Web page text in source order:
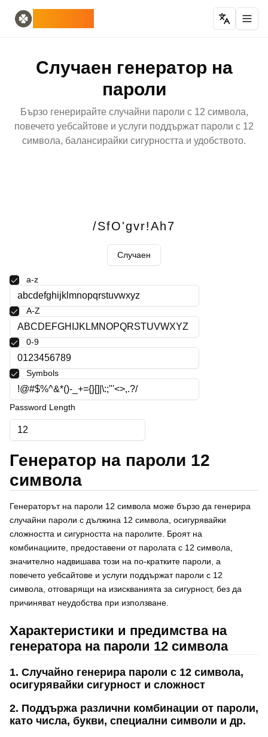
Random Generators
генератор на случайни държави
генератор на случайни букви
случаен генератор на карти
Number Tools
генератор на произволни 4-цифрени числа
Password Tools
Español
Pусский
Polski
Svenska
ภาษาไทย
Türkçe
Українська
Tiếng Việt
Случаен генератор на
пароли
Бързо генерирайте случайни пароли с 12 символа,
повечето уебсайтове и услуги поддържат пароли с 12
символа, балансирайки сигурността и удобството.
/SfO'gvr!Ah7
Случаен
a-z
A-Z
0-9
Symbols
Password Length
Генератор на пароли 12
символа
Генераторът на пароли 12 символа може бързо да генерира
случайни пароли с дължина 12 символа, осигурявайки
сложността и сигурността на паролите. Броят на
комбинациите, предоставени от паролата с 12 символа,
значително надвишава този на по-кратките пароли, а
повечето уебсайтове и услуги поддържат пароли с 12
символа, отговарящи на изискванията за сигурност, без да
причиняват неудобства при използване.
Характеристики и предимства на
генератора на пароли 12 символа
1. Случайно генерира пароли с 12 символа,
осигурявайки сигурност и сложност
2. Поддържа различни комбинации от пароли,
като числа, букви, специални символи и др.